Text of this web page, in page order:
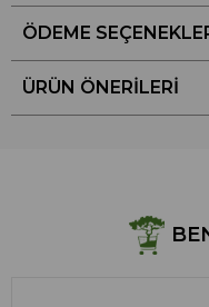
ÖDEME
ÜRÜN ÖNERILERI